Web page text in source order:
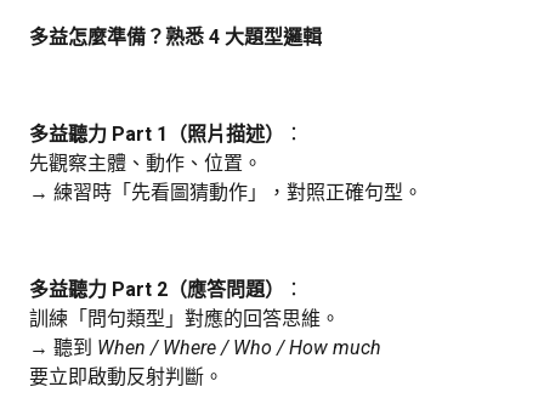
多益怎麼準備？熟悉 4 大題型邏輯
多益聽力 Part 1（照片描述）
：
先觀察主體、動作、位置。
→ 練習時「先看圖猜動作」，對照正確句型。
多益聽力 Part 2（應答問題）
：
訓練「問句類型」對應的回答思維。
→ 聽到 When / Where / Who / How much
要立即啟動反射判斷。